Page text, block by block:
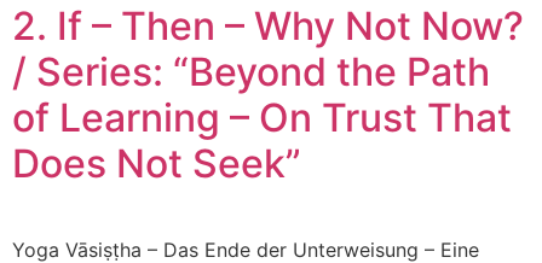
2. If – Then – Why Not Now?
/ Series: “Beyond the Path
of Learning – On Trust That
Does Not Seek”
Yoga Vāsiṣṭha – Das Ende der Unterweisung – Eine